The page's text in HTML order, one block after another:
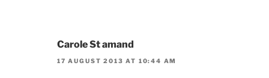
Carole St amand
17 AUGUST 2013 AT 10:44 AM